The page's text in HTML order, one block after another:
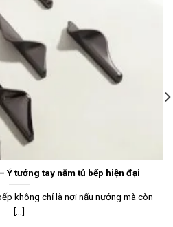
Ý tưởng tay nắm tủ bếp hiện đại
không chỉ là nơi nấu nướng mà còn
[...]